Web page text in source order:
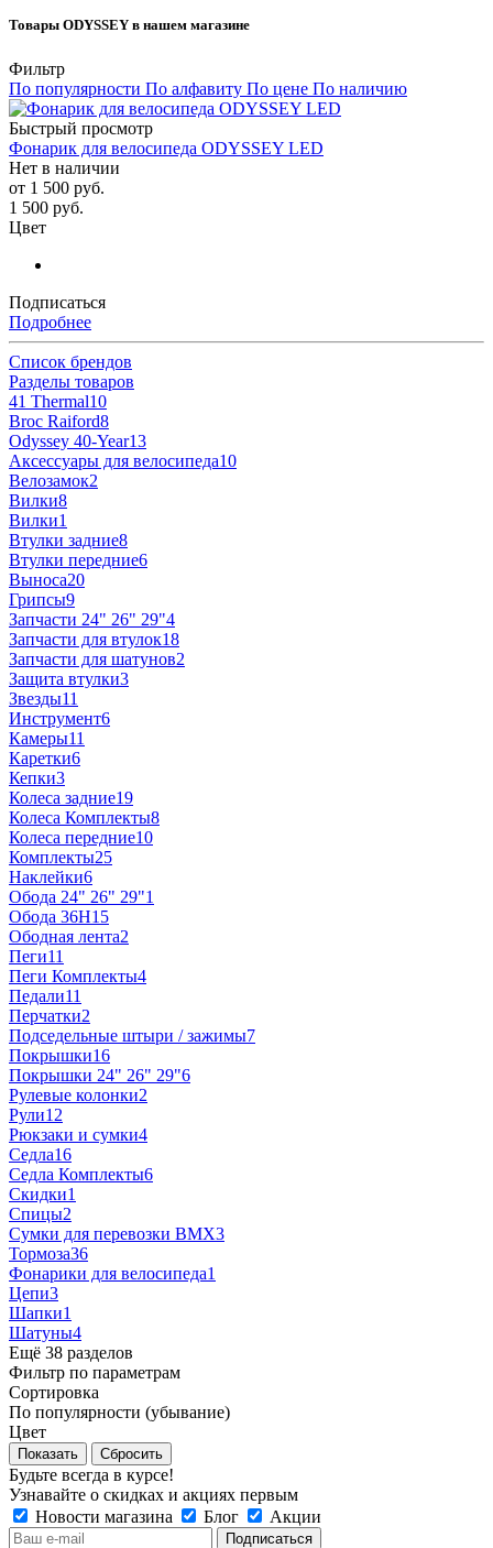
Товары ODYSSEY в нашем магазине
Фильтр
По популярности По алфавиту По цене По наличию
Быстрый просмотр
Фонарик для велосипеда ODYSSEY LED
Нет в наличии
от 1 500 руб.
1 500 руб.
Цвет
Подписаться
Подробнее
Список брендов
Разделы товаров
41 Thermal10
Broc Raiford8
Odyssey 40-Year13
Аксессуары для велосипеда10
Велозамок2
Вилки8
Вилки1
Втулки задние8
Втулки передние6
Выноса20
Грипсы9
Запчасти 24" 26" 29"4
Запчасти для втулок18
Запчасти для шатунов2
Защита втулки3
Звезды11
Инструмент6
Камеры11
Каретки6
Кепки3
Колеса задние19
Колеса Комплекты8
Колеса передние10
Комплекты25
Наклейки6
Обода 24" 26" 29"1
Обода 36H15
Ободная лента2
Пеги11
Пеги Комплекты4
Педали11
Перчатки2
Подседельные штыри / зажимы7
Покрышки16
Покрышки 24" 26" 29"6
Рулевые колонки2
Рули12
Рюкзаки и сумки4
Седла16
Седла Комплекты6
Скидки1
Спицы2
Сумки для перевозки BMX3
Тормоза36
Фонарики для велосипеда1
Цепи3
Шапки1
Шатуны4
Ещё 38 разделов
Фильтр по параметрам
Сортировка
По популярности (убывание)
Цвет
Сбросить
Будьте всегда в курсе!
Узнавайте о скидках и акциях первым
Новости магазина
Блог Акции